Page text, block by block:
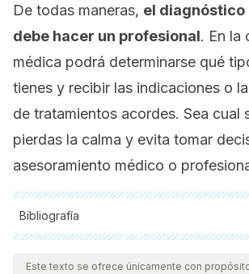
De todas maneras, el
debe hacer un profesional. En la
médica podrá determinarse qué
tienes y recibir las indicaciones o
de tratamientos acordes. Sea cual
pierdas la calma y evita tomar
asesoramiento médico o
Bibliografía
Todas las fuentes citadas fueron
nuestro equipo, para asegurar su calidad,
Este texto se ofrece únicamente con